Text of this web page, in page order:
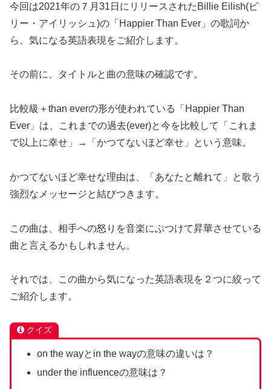
今回は2021年の７月31日にリリースされたBillie Eilish(ビ
リー・アイリッシュ)の「Happier Than Ever」の歌詞か
ら、気になる英語表現をご紹介します。
その前に、タイトルと曲の意味の確認です。
比較級＋than everの形が使われている「Happier Than
Ever」は、これまでの過去(ever)と今を比較して「これま
で以上に幸せ」→「かつてないほど幸せ」という意味。
かつてないほど幸せな理由は、「あなたと離れて」と歌う
強烈なメッセージと結びつきます。
この曲は、相手への怒りを音楽にぶつけて昇華させている
曲と言えるかもしれません。
それでは、この曲から気になった英語表現を２つに絞って
ご紹介します。
クイズ
on the wayとin the wayの意味の違いは？
under the influenceの意味は？